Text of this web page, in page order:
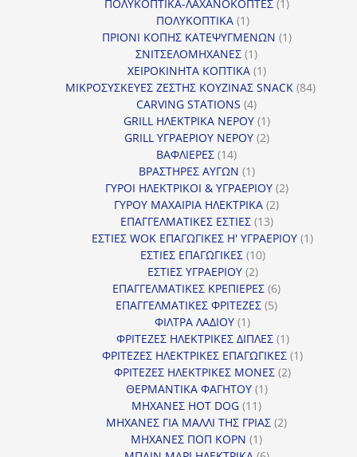
ΠΟΛΥΚΟΠΤΙΚΑ-ΛΑΧΑΝΟΚΟΠΤΕΣ 11
ΠΟΛΥΚΟΠΤΙΚΑ 11
προϊόν
ΠΡΙΟΝΙ ΚΟΠΗΣ ΚΑΤΕΨΥΓΜΕΝΩΝ 11
ΣΝΙΤΣΕΛΟΜΗΧΑΝΕΣ 11
προϊόν
ΧΕΙΡΟΚΙΝΗΤΑ ΚΟΠΤΙΚΑ 11
προϊόν
ΜΙΚΡΟΣΥΣΚΕΥΕΣ ΖΕΣΤΗΣ ΚΟΥΖΙΝΑΣ SNACK 8484
CARVING STATIONS 44
προϊόντα
GRILL ΗΛΕΚΤΡΙΚΑ ΝΕΡΟΥ 11
προϊόν
GRILL ΥΓΡΑΕΡΙΟΥ ΝΕΡΟΥ 22
ΒΑΦΛΙΕΡΕΣ 1414
προϊόντα
ΒΡΑΣΤΗΡΕΣ ΑΥΓΩΝ 11
προϊόν
ΓΥΡΟΙ ΗΛΕΚΤΡΙΚΟΙ & ΥΓΡΑΕΡΙΟΥ 22
ΓΥΡΟΥ ΜΑΧΑΙΡΙΑ ΗΛΕΚΤΡΙΚΑ 22
ΕΠΑΓΓΕΛΜΑΤΙΚΕΣ ΕΣΤΙΕΣ 1313
προϊόντα
ΕΣΤΙΕΣ WOK ΕΠΑΓΩΓΙΚΕΣ Η' ΥΓΡΑΕΡΙΟΥ 11
ΕΣΤΙΕΣ ΕΠΑΓΩΓΙΚΕΣ 1010
ΕΣΤΙΕΣ ΥΓΡΑΕΡΙΟΥ 22
προϊόντα
ΕΠΑΓΓΕΛΜΑΤΙΚΕΣ ΚΡΕΠΙΕΡΕΣ 66
προϊόντα
ΕΠΑΓΓΕΛΜΑΤΙΚΕΣ ΦΡΙΤΕΖΕΣ 55
ΦΙΛΤΡΑ ΛΑΔΙΟΥ 11
προϊόν
ΦΡΙΤΕΖΕΣ ΗΛΕΚΤΡΙΚΕΣ ΔΙΠΛΕΣ 11
προϊόν
ΦΡΙΤΕΖΕΣ ΗΛΕΚΤΡΙΚΕΣ ΕΠΑΓΩΓΙΚΕΣ 11
ΦΡΙΤΕΖΕΣ ΗΛΕΚΤΡΙΚΕΣ ΜΟΝΕΣ 22
ΘΕΡΜΑΝΤΙΚΑ ΦΑΓΗΤΟΥ 11
ΜΗΧΑΝΕΣ HOT DOG 1111
προϊόντα
ΜΗΧΑΝΕΣ ΓΙΑ ΜΑΛΛΙ ΤΗΣ ΓΡΙΑΣ 22
ΜΗΧΑΝΕΣ ΠΟΠ ΚΟΡΝ 11